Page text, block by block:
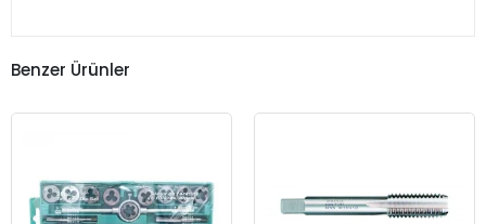
Benzer Ürünler